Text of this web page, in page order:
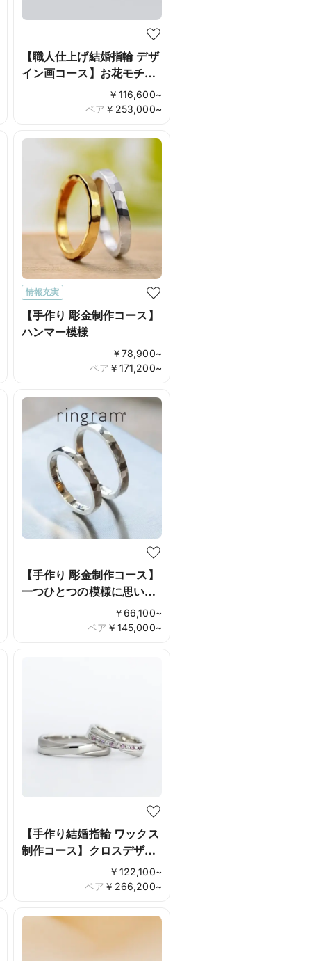
【職人仕上げ結婚指輪 デザ
イン画コース】お花モチー
￥ 116,600~
￥ 253,000~
ペア
情報充実
【手作り 彫金制作コース】
ハンマー模様
￥78,900~
￥ 171,200~
ペア
【手作り 彫金制作コース】
一つひとつの模様に思いを
￥66,100~
￥ 145,000~
ペア
【手作り結婚指輪 ワックス
制作コース】クロスデザイ
￥ 122,100~
￥ 266,200~
ペア